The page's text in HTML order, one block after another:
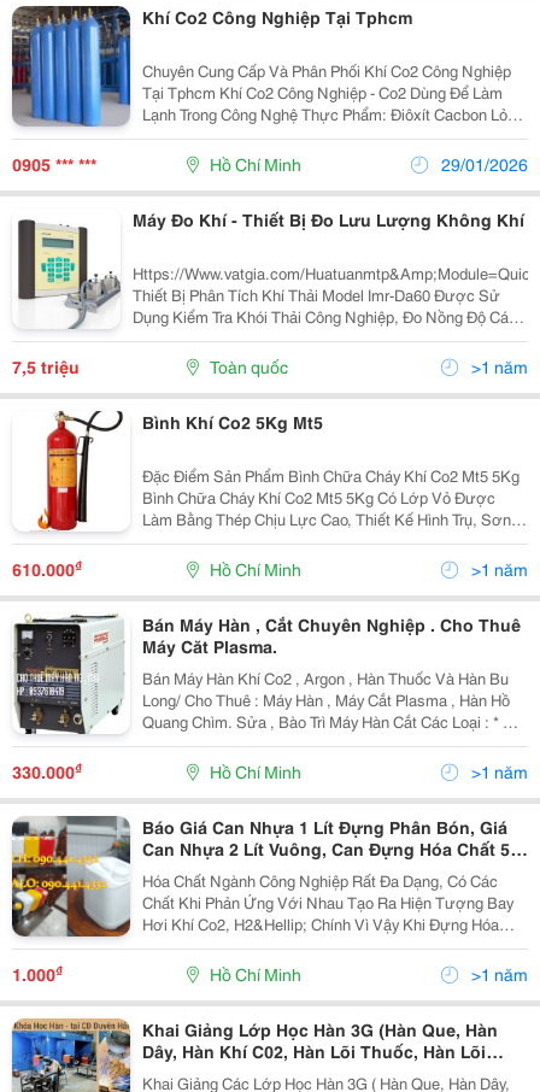
Khí Co2 Công Nghiệp Tại Tphcm
Chuyên Cung Cấp Và Phân Phối Khí Co2 Công Nghiệp
Tại Tphcm Khí Co2 Công Nghiệp - Co2 Dùng Để Làm
Lạnh Trong Công Nghệ Thực Phẩm: Điôxít Cacbon Lỏng
Và Rắn Là Chất Làm Lạnh Quan Trọng, Đặc Biệt Là
Trong Công Nghiệp Thực Phẩm , Chúng Tham Gia
0905 *** *** Hồ Chí Minh 29/01/2026
Máy Đo Khí - Thiết Bị Đo Lưu Lượng Không Khí
Https://Www.vatgia.com/
Thiết Bị Phân Tích Khí Thải Model Imr-Da60 Được Sử
Dụng Kiểm Tra Khói Thải Công Nghiệp, Đo Nồng Độ Các
Khí Co2,Co,O2, No2,So2... Model: Imr-Da60
7,5 triệu Toàn quốc >1 năm
Bình Khí Co2 5Kg Mt5
Đặc Điểm Sản Phẩm Bình Chữa Cháy Khí Co2 Mt5 5Kg
Bình Chữa Cháy Khí Co2 Mt5 5Kg Có Lớp Vỏ Được
Làm Bằng Thép Chịu Lực Cao, Thiết Kế Hình Trụ, Sơn
Màu Đỏ, Bên Trong Là Khí Co2 Được Nén Vào Bình
Dưới Áp Suất Cao Nên Luôn Ở Dạng Lỏng. Trọng
Lượng...
610.000₫ Hồ Chí Minh >1 năm
Bán Máy Hàn , Cắt Chuyên Nghiệp . Cho Thuê
Máy Căt Plasma.
Bán Máy Hàn Khí Co2 , Argon , Hàn Thuốc Và Hàn Bu
Long/ Cho Thuê : Máy Hàn , Máy Cắt Plasma , Hàn Hồ
Quang Chìm. Sửa , Bào Trì Máy Hàn Cắt Các Loại : * Cắt
Plasma 40-200A * Máy Hàn Co2 : * Máy Hàn Bulong
330.000₫ Hồ Chí Minh >1 năm
Báo Giá Can Nhựa 1 Lít Đựng Phân Bón, Giá
Can Nhựa 2 Lít Vuông, Can Đựng Hóa Chất 5
Lít Vuông, Tròn Tại Tphcm
Hóa Chất Ngành Công Nghiệp Rất Đa Dạng, Có Các
Chất Khi Phản Ứng Với Nhau Tạo Ra Hiện Tượng Bay
Hơi Khí Co2, H2&Hellip; Chính Vì Vậy Khi Đựng Hóa
Chất Này Trong Can Cần Phải Sử Dụng Nắp Có Lỗ Để
Thoát Khí Cung Cấp Can Nhựa Dung Tích Nhỏ 1 Lít, 2...
1.000₫ Hồ Chí Minh >1 năm
Khai Giảng Lớp Học Hàn 3G (Hàn Que, Hàn
Dây, Hàn Khí C02, Hàn Lõi Thuốc, Hàn Lõi
Đặc,...)
Khai Giảng Các Lớp Học Hàn 3G ( Hàn Que, Hàn Dây,